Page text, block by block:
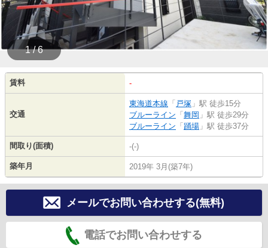
1 / 6
賃料 -
交通
東海道本線 「 戸塚 」駅 徒歩15分
ブルーライン 「 舞岡 」駅 徒歩29分
ブルーライン 「 踊場 」駅 徒歩37分
間取り(面積) -(-)
築年月 2019年 3月(築7年)
メールでお問い合わせする(無料)
電話でお問い合わせする